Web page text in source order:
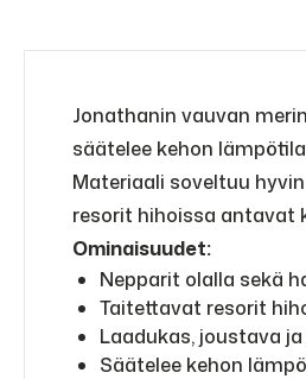
Jonathanin vauvan
säätelee kehon
Materiaali soveltuu
resorit hihoissa antavat
Ominaisuudet:
Nepparit olalla sekä
Taitettavat resorit
Laadukas, joustava
Säätelee kehon